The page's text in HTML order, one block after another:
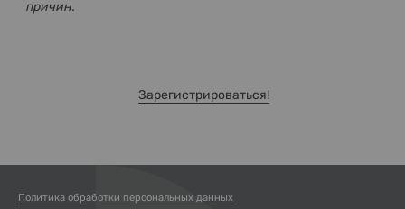
причин.
Зарегистрироваться!
Политика обработки персональных данных